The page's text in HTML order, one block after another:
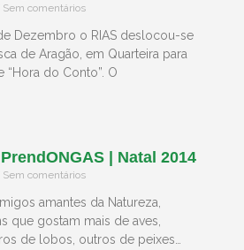
Sem comentários
Dezembro o RIAS deslocou-se
de Aragão, em Quarteira para
“Hora do Conto”. O
| Natal 2014
Sem comentários
amantes da Natureza,
que gostam mais de aves,
de lobos, outros de peixes…